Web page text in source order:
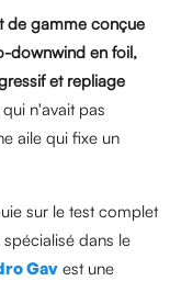
de gamme conçue
downwind en foil,
et repliage
n'avait pas
aile qui fixe un
sur le test complet
dans le
Gav est une